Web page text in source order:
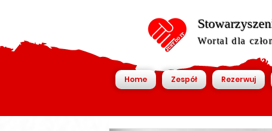
Wortal dla
Home Zespół Rezerwuj